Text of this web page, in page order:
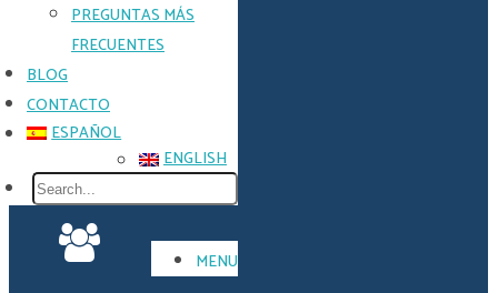
PREGUNTAS MÁS
FRECUENTES
BLOG
CONTACTO
ESPAÑOL
ENGLISH
MENU
Email *
Phone
Country
*